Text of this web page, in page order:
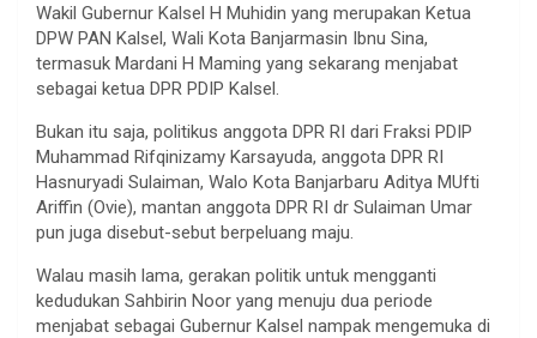
Wakil Gubernur Kalsel H Muhidin yang merupakan Ketua
DPW PAN Kalsel, Wali Kota Banjarmasin Ibnu Sina,
termasuk Mardani H Maming yang sekarang menjabat
sebagai ketua DPR PDIP Kalsel.
Bukan itu saja, politikus anggota DPR RI dari Fraksi PDIP
Muhammad Rifqinizamy Karsayuda, anggota DPR RI
Hasnuryadi Sulaiman, Walo Kota Banjarbaru Aditya MUfti
Ariffin (Ovie), mantan anggota DPR RI dr Sulaiman Umar
pun juga disebut-sebut berpeluang maju.
Walau masih lama, gerakan politik untuk mengganti
kedudukan Sahbirin Noor yang menuju dua periode
menjabat sebagai Gubernur Kalsel nampak mengemuka di